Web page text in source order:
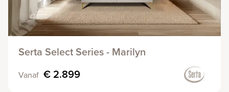
Serta Select Series - Marilyn
Vanaf € 2.899